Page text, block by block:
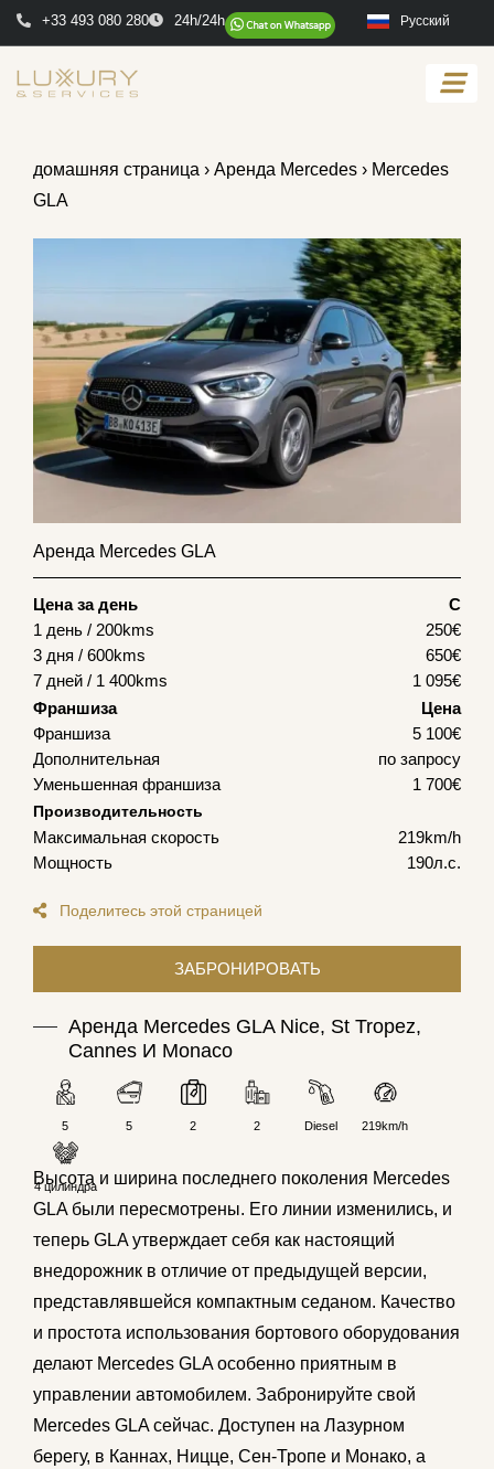
+33 493 080 280 24h/24h Русский
домашняя страница › Аренда Mercedes › Mercedes
GLA
Аренда Mercedes GLA
Цена за день
С
1 день / 200kms
250€
3 дня / 600kms
650€
7 дней / 1 400kms
1 095€
Франшиза
Цена
Франшиза
5 100€
Дополнительная
по запросу
Уменьшенная франшиза
1 700€
Производительность
Максимальная скорость
219km/h
Мощность
190л.с.
Поделитесь этой страницей
Аренда Mercedes GLA Nice, St Tropez,
Cannes И Monaco
5 5 2 2 Diesel 219km/h
4 цилиндра
Высота и ширина последнего поколения Mercedes
GLA были пересмотрены. Его линии изменились, и
теперь GLA утверждает себя как настоящий
внедорожник в отличие от предыдущей версии,
представлявшейся компактным седаном. Качество
и простота использования бортового оборудования
делают Mercedes GLA особенно приятным в
управлении автомобилем. Забронируйте свой
Mercedes GLA сейчас. Доступен на Лазурном
берегу, в Каннах, Ницце, Сен-Тропе и Монако, а